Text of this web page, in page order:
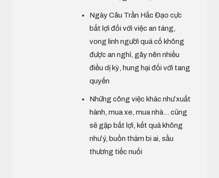
Ngày Câu Trần Hắc Đạo cực
bất lợi đối với việc an táng,
vong linh người quá cố không
được an nghỉ, gây nên nhiều
điều dị kỳ, hung hại đối với tang
quyến
Những công việc khác như xuất
hành, mua xe, mua nhà... cũng
sẽ gặp bất lợi, kết quả không
như ý, buồn thảm bi ai, sầu
thương tiếc nuối